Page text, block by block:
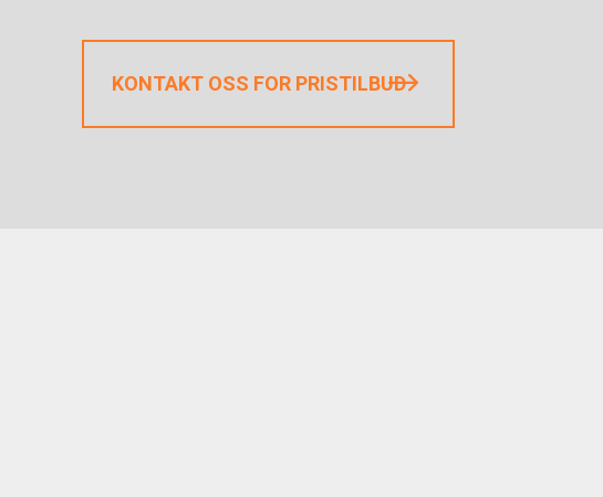
KONTAKT OSS FOR PRISTILBUD